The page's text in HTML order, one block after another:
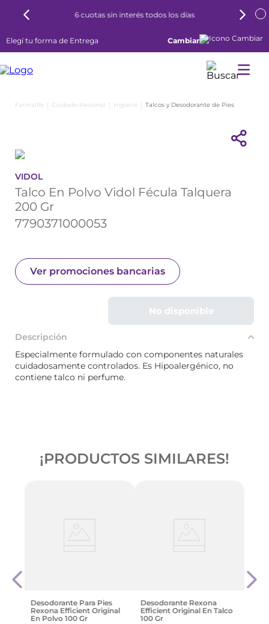
6 cuotas sin interés todos los días
Elegí tu forma de Entrega Cambiar
Cuidado Personal Higiene Talcos y Desodorante de Pies
VIDOL
Talco En Polvo Vidol Fécula Talquera
200 Gr
7790371000053
Ver promociones bancarias
No disponible
Descripción
Especialmente formulado con componentes naturales
cuidadosamente controlados. Es Hipoalergénico, no
contiene talco ni perfume.
¡PRODUCTOS SIMILARES!
Desodorante Para Pies
Rexona Efficient Original
En Polvo 100 Gr
Desodorante Rexona
Efficient Original En Talco
100 Gr